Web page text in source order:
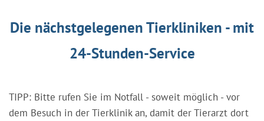
Die nächstgelegenen Tierkliniken - mit
24-Stunden-Service
TIPP: Bitte rufen Sie im Notfall - soweit möglich - vor
dem Besuch in der Tierklinik an, damit der Tierarzt dort